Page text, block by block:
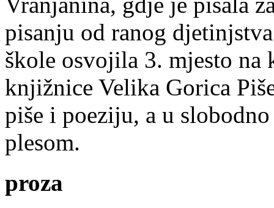
pisanju od ranog
škole osvojila 3. mjesto na
knjižnice Velika Gorica
piše i poeziju, a u
plesom.
proza